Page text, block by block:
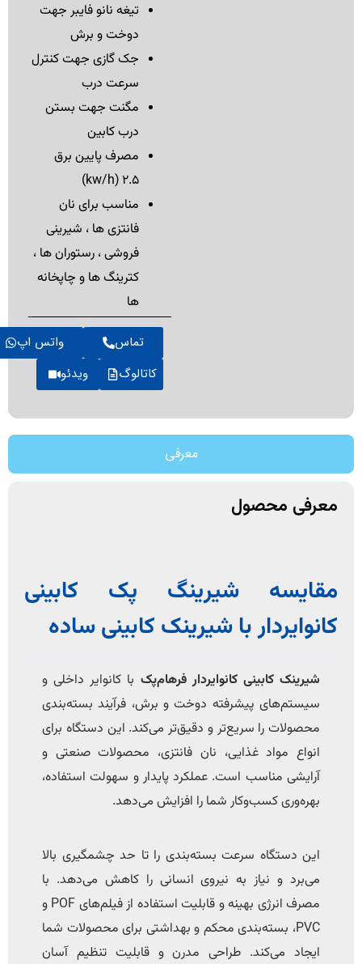
تیغه نانو فایبر جهت
دوخت و برش
جک گازی جهت کنترل
سرعت درب
مگنت جهت بستن
درب کابین
مصرف پایین برق
kw/h) 2.5)
مناسب برای نان
فانتزی ها ، شیرینی
فروشی ، رستوران ها ،
کترینگ ها و چاپخانه
تماس
واتس اپ
کاتالوگ
ویدئو
معرفی
معرفی محصول
مقایسه شیرینگ پک کابینی
کانوایردار با شیرینک کابینی ساده
شیرینک کابینی کانوایردار فرهام‌پکبا کانوایر داخلی و
سیستم‌های پیشرفته دوخت و برش، فرآیند بسته‌بندی
محصولات را سریع‌تر و دقیق‌تر می‌کند. این دستگاه برای
انواع مواد غذایی، نان فانتزی، محصولات صنعتی و
آرایشی مناسب است. عملکرد پایدار و سهولت استفاده،
بهره‌وری کسب‌وکار شما را افزایش می‌دهد.
این دستگاه سرعت بسته‌بندی را تا حد چشمگیری بالا
می‌برد و نیاز به نیروی انسانی را کاهش می‌دهد. با
مصرف انرژی بهینه و قابلیت استفاده از فیلم‌های POF و
PVC، بسته‌بندی محکم و بهداشتی برای محصولات شما
ایجاد می‌کند. طراحی مدرن و قابلیت تنظیم آسان